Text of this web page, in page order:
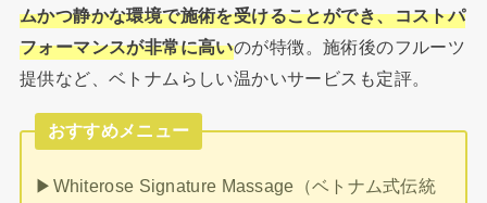
ムかつ静かな環境で施術を受けることができ、コストパ
フォーマンスが非常に高いのが特徴。施術後のフルーツ
提供など、ベトナムらしい温かいサービスも定評。
おすすめメニュー
▶︎Whiterose Signature Massage（ベトナム式伝統